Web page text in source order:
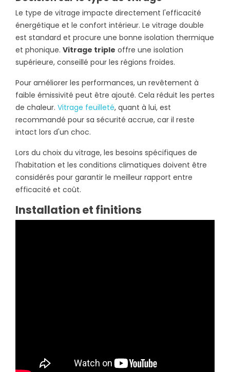
Le type de vitrage impacte directement l'efficacité
énergétique et le confort intérieur. Le vitrage double
est standard et procure une bonne isolation thermique
et phonique. Vitrage triple offre une isolation
supérieure, conseillé pour les régions froides.
Pour améliorer les performances, un revêtement à
faible émissivité peut être ajouté. Cela réduit les pertes
de chaleur. Vitrage feuilleté, quant à lui, est
recommandé pour sa sécurité accrue, car il reste
intact lors d'un choc.
Lors du choix du vitrage, les besoins spécifiques de
l'habitation et les conditions climatiques doivent être
considérés pour garantir le meilleur rapport entre
efficacité et coût.
Installation et finitions